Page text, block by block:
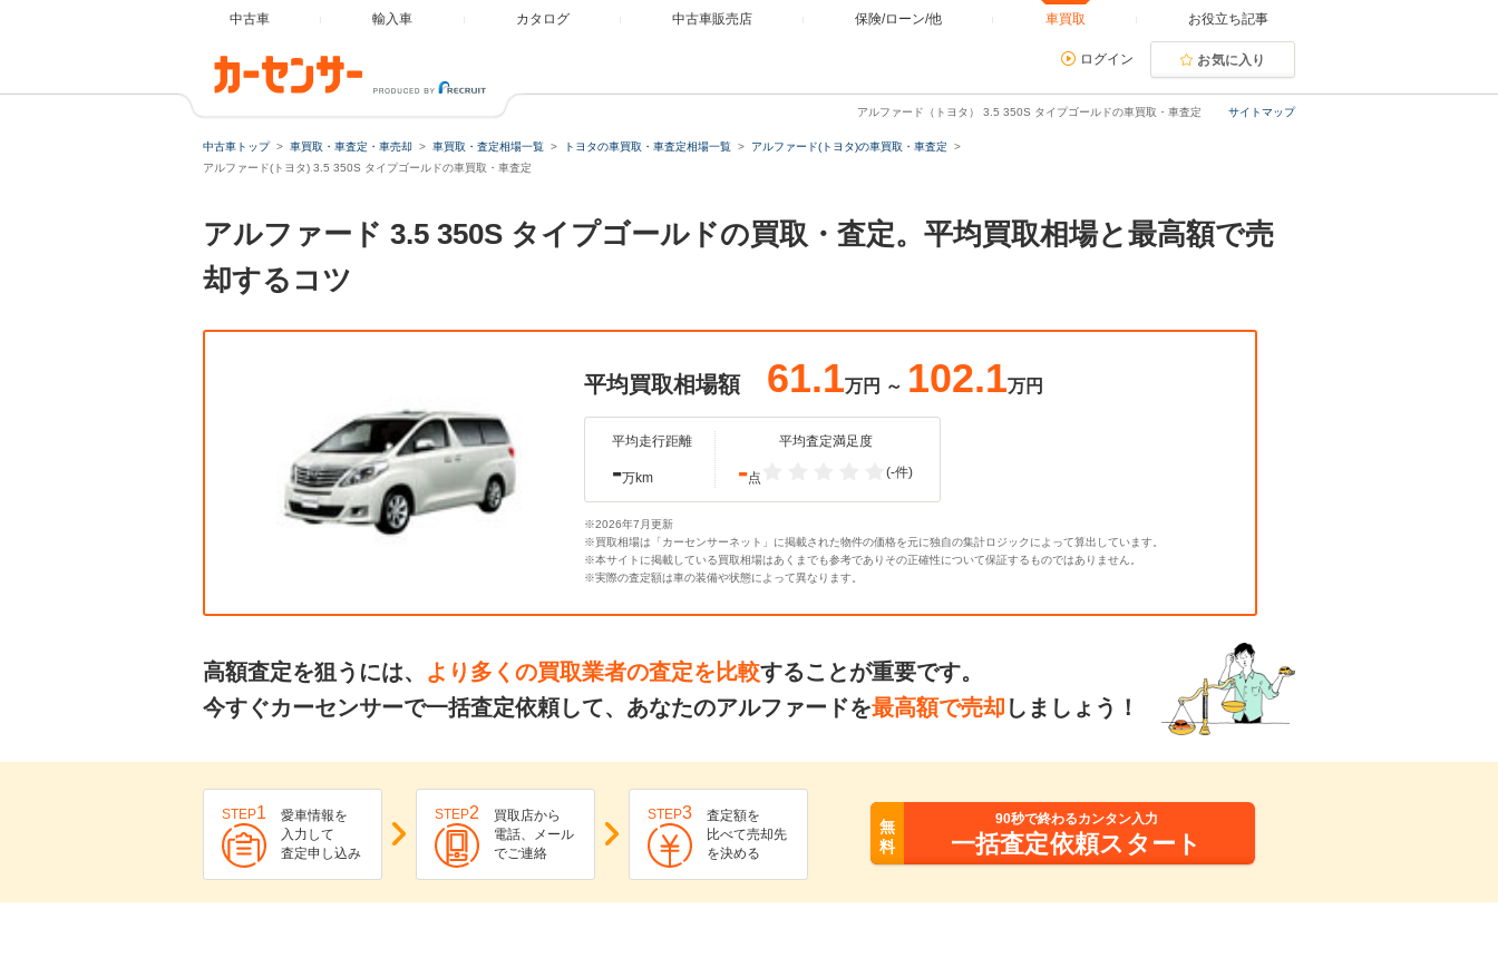
中古車 輸入車 カタログ 中古車販売店 保険/ローン/他 車買取 お役立ち記事
ログイン お気に入り
サイトマップ
アルファード（トヨタ） 3.5 350S タイプゴールドの車買取・車査定
中古車トップ 車買取・車査定・車売却 車買取・査定相場一覧 トヨタの車買取・車査定相場一覧
アルファード(トヨタ)の車買取・車査定
アルファード(トヨタ) 3.5 350S タイプゴールドの車買取・車査定
アルファード 3.5 350S タイプゴールドの買取・査定。平均買取相場と最高額で売
却するコツ
平均買取相場額 61.1万円 ～ 102.1万円
平均走行距離
-万km
平均査定満足度
-点 (-件)
※2026年7月更新
※買取相場は「カーセンサーネット」に掲載された物件の価格を元に独自の集計ロジックによって算出しています。
※本サイトに掲載している買取相場はあくまでも参考でありその正確性について保証するものではありません。
※実際の査定額は車の装備や状態によって異なります。
高額査定を狙うには、 より多くの買取業者の査定を比較することが重要です。
今すぐカーセンサーで一括査定依頼して、あなたのアルファードを最高額で売却 しましょう！
STEP1
愛車情報を
入力して
査定申し込み
STEP2
買取店から
電話、メール
でご連絡
STEP3
査定額を
比べて売却先
を決める
無
料
90秒で終わるカンタン入力
一括査定依頼スタート